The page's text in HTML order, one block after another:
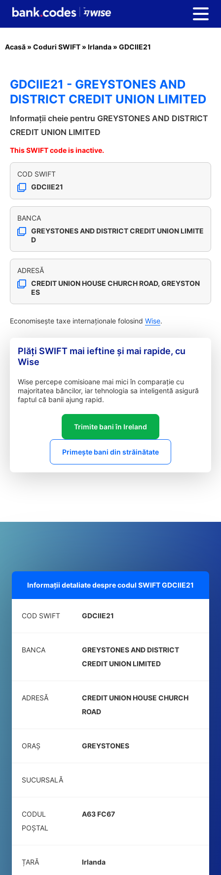
Acasă » Coduri SWIFT » Irlanda » GDCIIE21
GDCIIE21 - GREYSTONES AND
DISTRICT CREDIT UNION LIMITED
Informații cheie pentru GREYSTONES AND DISTRICT
CREDIT UNION LIMITED
This SWIFT code is inactive.
COD SWIFT
GDCIIE21
BANCA
GREYSTONES AND DISTRICT CREDIT UNION LIMITE
D
ADRESĂ
CREDIT UNION HOUSE CHURCH ROAD, GREYSTON
ES
Economisește taxe internaționale folosind Wise.
Plăți SWIFT mai ieftine și mai rapide, cu
Wise
Wise percepe comisioane mai mici în comparație cu
majoritatea băncilor, iar tehnologia sa inteligentă asigură
faptul că banii ajung rapid.
Trimite bani în Ireland
Primește bani din străinătate
Informații detaliate despre codul SWIFTGDCIIE21
COD SWIFT GDCIIE21
BANCA
GREYSTONES AND DISTRICT
CREDIT UNION LIMITED
ADRESĂ
CREDIT UNION HOUSE CHURCH
ROAD
ORAȘ GREYSTONES
SUCURSALĂ
CODUL
POŞTAL
A63 FC67
ȚARĂ Irlanda